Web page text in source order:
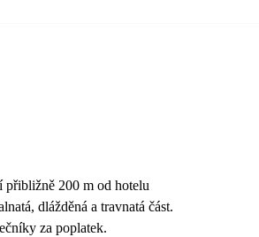
přibližně 200 m od hotelu
dlážděná a travnatá část.
za poplatek.